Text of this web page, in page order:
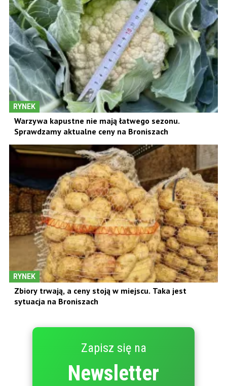
RYNEK
Warzywa kapustne nie mają łatwego sezonu.
Sprawdzamy aktualne ceny na Broniszach
RYNEK
Zbiory trwają, a ceny stoją w miejscu. Taka jest
sytuacja na Broniszach
Zapisz się na
Newsletter